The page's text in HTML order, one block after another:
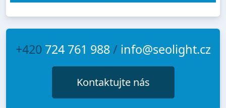
+420 724 761 988/ info@seolight.cz
Kontaktujte nás